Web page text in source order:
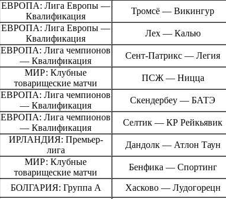
ЕВРОПА: Лига Европы —
Квалификация
Тромсё — Викингур
ЕВРОПА: Лига Европы —
Квалификация
Лех — Калью
ЕВРОПА: Лига чемпионов
— Квалификация
Сент-Патрикс — Легия
МИР: Клубные
товарищеские матчи
ПСЖ — Ницца
ЕВРОПА: Лига чемпионов
— Квалификация
Скендербеу — БАТЭ
ЕВРОПА: Лига чемпионов
— Квалификация
Селтик — КР Рейкьявик
ИРЛАНДИЯ: Премьер-
лига
Дандолк — Атлон Таун
МИР: Клубные
товарищеские матчи
Бенфика — Спортинг
БОЛГАРИЯ: Группа А Хасково — Лудогорецн